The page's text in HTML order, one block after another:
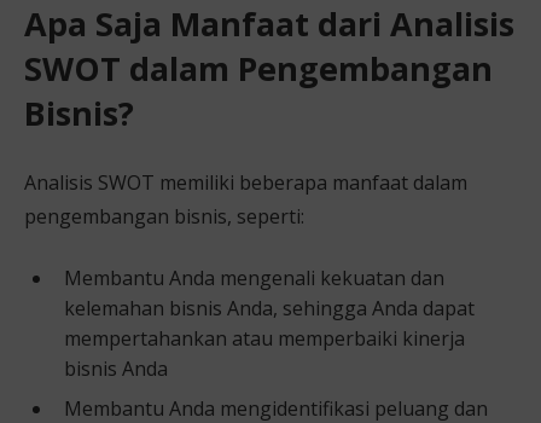
Apa Saja Manfaat dari Analisis
SWOT dalam Pengembangan
Bisnis?
Analisis SWOT memiliki beberapa manfaat dalam
pengembangan bisnis, seperti:
Membantu Anda mengenali kekuatan dan
kelemahan bisnis Anda, sehingga Anda dapat
mempertahankan atau memperbaiki kinerja
bisnis Anda
Membantu Anda mengidentifikasi peluang dan